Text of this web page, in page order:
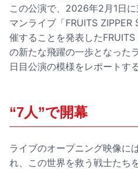
この公演で、2026年2月1日
マンライブ「FRUITS
催することを発表した
の新たな飛躍の一歩となった
日目公演の模様をレポートする
“7人”で開幕
ライブのオープニング映像に
れ、この世界を救う戦士たち